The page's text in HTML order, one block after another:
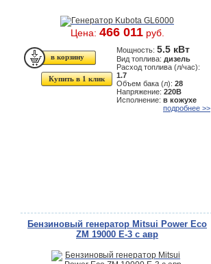
Цена: 466 011руб.
Купить в 1 клик
Мощность: 5.5 кВт
Вид топлива: дизель
Расход топлива (л/час):
1.7
Объем бака (л): 28
Напряжение: 220В
Исполнение: в кожухе
подробнее >>
Бензиновый генератор Mitsui Power Eco
ZM 19000 Е-3 с авр